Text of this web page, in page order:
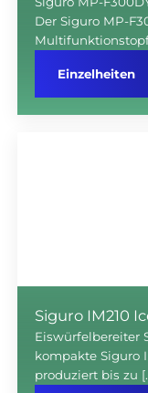
Der Siguro MP-
Einzelheiten
Siguro IM210
Eiswürfelbereiter
kompakte Siguro
produziert bis zu